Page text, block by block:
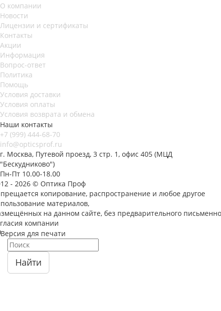
О компании
Новости
Лицензии и сертификаты
Контакты
Акции
Информация
Вопрос-ответ
Политика
Помощь
Условия доставки
Условия оплаты
Условия возврата и обмена
Наши контакты
+7 (999) 444-68-70
info@opticsprof.ru
г. Москва, Путевой проезд, 3 стр. 1, офис 405 (МЦД
"Бескудниково")
Пн-Пт 10.00-18.00
- 2026 © Оптика Проф
копирование, распространение и любое другое
материалов,
на данном сайте, без предварительного
компании
Версия для печати
Найти